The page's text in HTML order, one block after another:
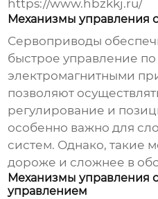
https://www.hbzkkj.ru/
Механизмы управления
Сервоприводы
быстрое управление
электромагнитными
позволяют
регулирование и
особенно важно для
систем. Однако, такие
дороже и сложнее в
Механизмы управления
управлением